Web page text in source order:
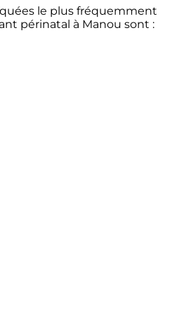
le plus fréquemment
périnatal à Manou sont :